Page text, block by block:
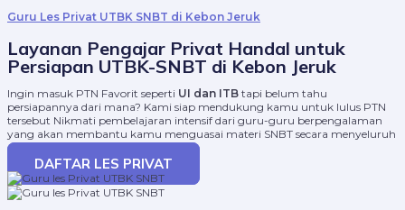
Guru Les Privat UTBK SNBT di Kebon Jeruk
Layanan Pengajar Privat Handal untuk
Persiapan UTBK-SNBT di Kebon Jeruk
Ingin masuk PTN Favorit seperti UI dan ITB tapi belum tahu
persiapannya dari mana? Kami siap mendukung kamu untuk lulus PTN
tersebut Nikmati pembelajaran intensif dari guru-guru berpengalaman
yang akan membantu kamu menguasai materi SNBT secara menyeluruh
DAFTAR LES PRIVAT